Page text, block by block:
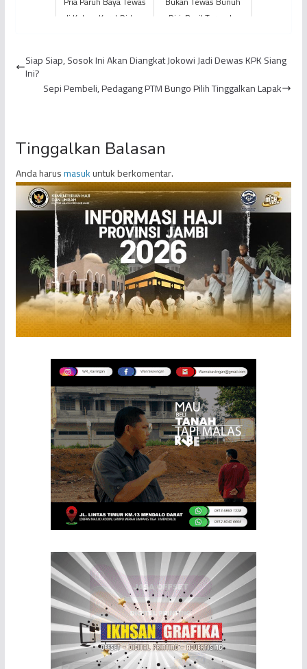
di Kebun Karet Diduga
Diri, Ragil Ternyata
Siap Siap, Sosok Ini Akan Diangkat Jokowi Jadi Dewas KPK Siang
Ini?
Sepi Pembeli, Pedagang PTM Bungo Pilih Tinggalkan Lapak
Tinggalkan Balasan
Anda harusmasukuntuk berkomentar.